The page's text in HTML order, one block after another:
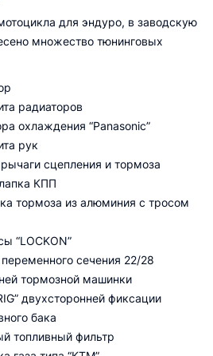
для эндуро, в заводскую
множество тюнинговых
радиаторов
охлаждения “Panasonic”
рук
сцепления и тормоза
КПП
тормоза из алюминия с тросом
“LOCKON”
сечения 22/28
тормозной машинки
двухсторонней фиксации
бака
топливный фильтр